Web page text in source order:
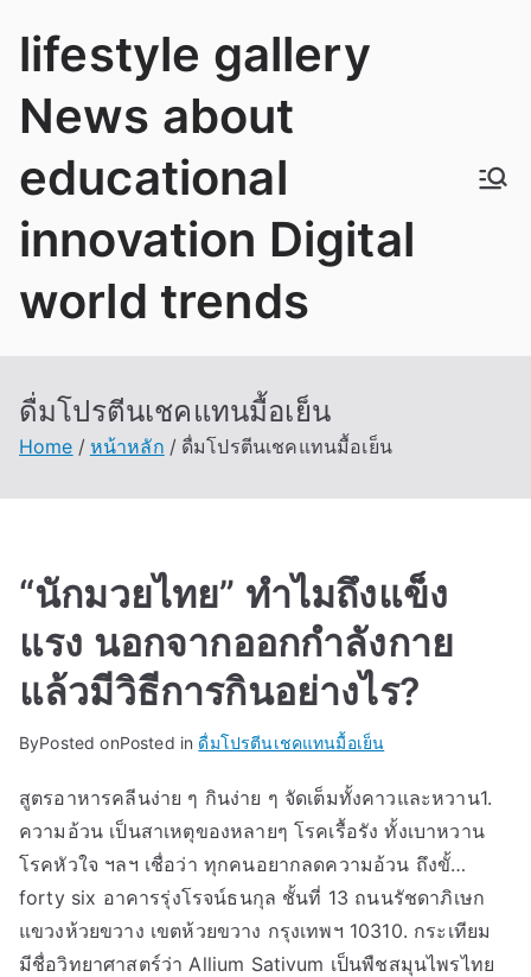
lifestyle gallery
News about
educational
innovation Digital
world trends
ดื่มโปรตีนเชคแทนมื้อเย็น
Home หน้าหลัก ดื่มโปรตีนเชคแทนมื้อเย็น
“นักมวยไทย” ทำไมถึงแข็ง
แรง นอกจากออกกำลังกาย
แล้วมีวิธีการกินอย่างไร?
ByPosted onPosted in ดื่มโปรตีนเชคแทนมื้อเย็น
สูตรอาหารคลีนง่าย ๆ กินง่าย ๆ จัดเต็มทั้งคาวและหวาน1.
ความอ้วน เป็นสาเหตุของหลายๆ โรคเรื้อรัง ทั้งเบาหวาน
โรคหัวใจ ฯลฯ เชื่อว่า ทุกคนอยากลดความอ้วน ถึงขั้…
forty six อาคารรุ่งโรจน์ธนกุล ชั้นที่ 13 ถนนรัชดาภิเษก
แขวงห้วยขวาง เขตห้วยขวาง กรุงเทพฯ 10310. กระเทียม
มีชื่อวิทยาศาสตร์ว่า Allium Sativum เป็นพืชสมุนไพรไทย